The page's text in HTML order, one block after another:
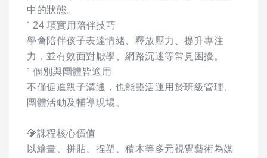
中的狀態。
˙ 24 項實用陪伴技巧
學會陪伴孩子表達情緒、釋放壓力、提升專注
力，並有效面對厭學、網路沉迷等常見困擾。
˙ 個別與團體皆適用
不僅促進親子溝通，也能靈活運用於班級管理、
團體活動及輔導現場。
💎課程核心價值
以繪畫、拼貼、捏塑、積木等多元視覺藝術為媒